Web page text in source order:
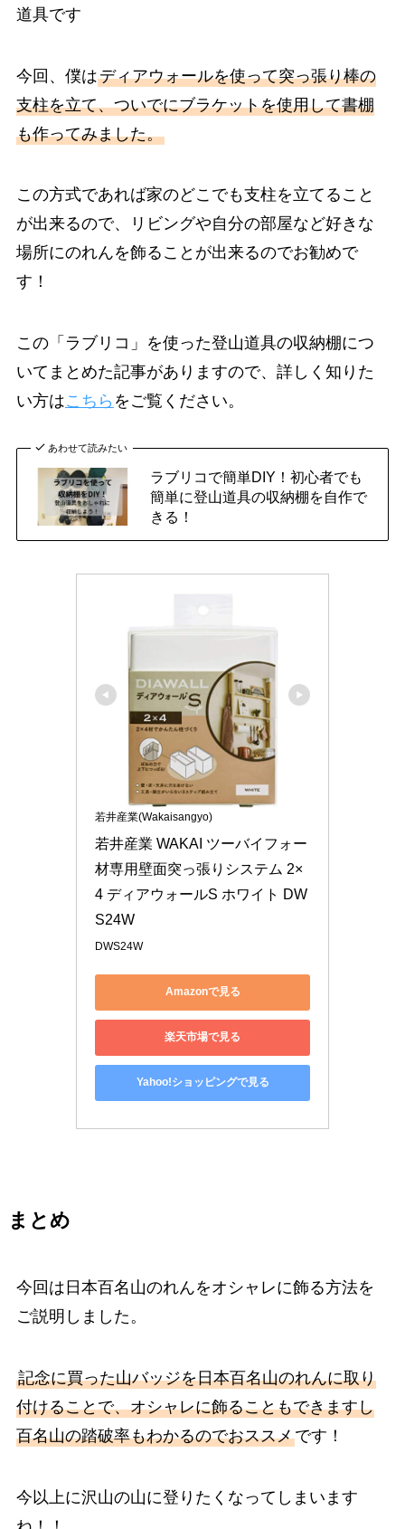
道具です
今回、僕はディアウォールを使って突っ張り棒の
支柱を立て、ついでにブラケットを使用して書棚
も作ってみました。
この方式であれば家のどこでも支柱を立てること
が出来るので、リビングや自分の部屋など好きな
場所にのれんを飾ることが出来るのでお勧めで
す！
この「ラブリコ」を使った登山道具の収納棚につ
いてまとめた記事がありますので、詳しく知りた
い方はこちら をご覧ください。
あわせて読みたい
ラブリコで簡単DIY！初心者でも
簡単に登山道具の収納棚を自作で
きる！
若井産業(Wakaisangyo)
若井産業 WAKAI ツーバイフォー
材専用壁面突っ張りシステム 2×
4 ディアウォールS ホワイト DW
S24W
DWS24W
Amazonで見る
楽天市場で見る
Yahoo!ショッピングで見る
まとめ
今回は日本百名山のれんをオシャレに飾る方法を
ご説明しました。
記念に買った山バッジを日本百名山のれんに取り
付けることで、オシャレに飾ることもできますし
百名山の踏破率もわかるのでおススメです！
今以上に沢山の山に登りたくなってしまいます